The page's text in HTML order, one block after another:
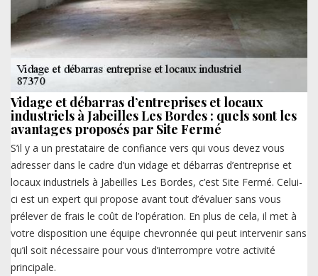
Vidage et débarras d’entreprises et locaux
industriels à Jabeilles Les Bordes : quels sont les
avantages proposés par Site Fermé
S’il y a un prestataire de confiance vers qui vous devez vous
adresser dans le cadre d’un vidage et débarras d’entreprise et
locaux industriels à Jabeilles Les Bordes, c’est Site Fermé. Celui-
ci est un expert qui propose avant tout d’évaluer sans vous
prélever de frais le coût de l’opération. En plus de cela, il met à
votre disposition une équipe chevronnée qui peut intervenir sans
qu’il soit nécessaire pour vous d’interrompre votre activité
principale.